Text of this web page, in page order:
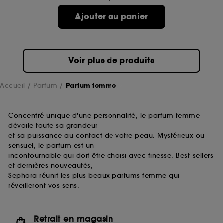
Ajouter au panier
Voir plus de produits
Accueil Parfum Parfum femme
Concentré unique d'une personnalité, le parfum femme
dévoile toute sa grandeur
et sa puissance au contact de votre peau. Mystérieux ou
sensuel, le parfum est un
incontournable qui doit être choisi avec finesse. Best-sellers
et dernières nouveautés,
Sephora réunit les plus beaux parfums femme qui
réveilleront vos sens.
Retrait en magasin
de ces cookies grâce au bouton "personnaliser mes
choix" ci-dessous ou décider de "tout accepter".
Sephora pourra associer les informations de
collectées ou générées lors de votre activité en ligne
ou en magasin. Pour refuser tous les cookies, cliques
sur "continuer sans accepter". Voous pouvez à tout
souhaitez obtenir plus d'information sur les cookies